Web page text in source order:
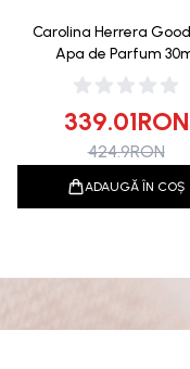
Carolina Herrera
Apa de Parfum
339.01RON
424.9RON
ADAUGĂ ÎN COȘ